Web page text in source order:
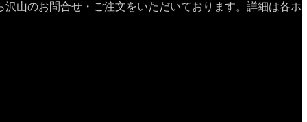
山のお問合せ・ご注文をいただいております。詳細は各ホ